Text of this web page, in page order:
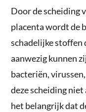
Door de scheiding
placenta wordt de
schadelijke stoffen
aanwezig kunnen
bacteriën,
deze scheiding
het belangrijk dat